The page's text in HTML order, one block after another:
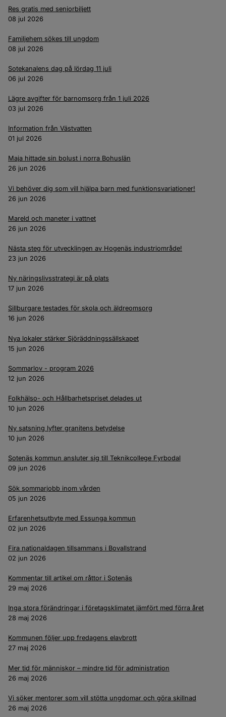
Res gratis med seniorbiljett
08 jul 2026
Familjehem sökes till ungdom
08 jul 2026
Sotekanalens dag på lördag 11 juli
06 jul 2026
Lägre avgifter för barnomsorg från 1 juli 2026
03 jul 2026
Information från Västvatten
01 jul 2026
Maja hittade sin bolust i norra Bohuslän
26 jun 2026
Vi behöver dig som vill hjälpa barn med funktionsvariationer!
26 jun 2026
Mareld och maneter i vattnet
26 jun 2026
Nästa steg för utvecklingen av Hogenäs industriområde!
23 jun 2026
Ny näringslivsstrategi är på plats
17 jun 2026
Sillburgare testades för skola och äldreomsorg
16 jun 2026
Nya lokaler stärker Sjöräddningssällskapet
15 jun 2026
Sommarlov - program 2026
12 jun 2026
Folkhälso- och Hållbarhetspriset delades ut
10 jun 2026
Ny satsning lyfter granitens betydelse
10 jun 2026
Sotenäs kommun ansluter sig till Teknikcollege Fyrbodal
09 jun 2026
Sök sommarjobb inom vården
05 jun 2026
Erfarenhetsutbyte med Essunga kommun
02 jun 2026
Fira nationaldagen tillsammans i Bovallstrand
02 jun 2026
Kommentar till artikel om råttor i Sotenäs
29 maj 2026
Inga stora förändringar i företagsklimatet jämfört med förra året
28 maj 2026
Kommunen följer upp fredagens elavbrott
27 maj 2026
Mer tid för människor – mindre tid för administration
26 maj 2026
Vi söker mentorer som vill stötta ungdomar och göra skillnad
26 maj 2026